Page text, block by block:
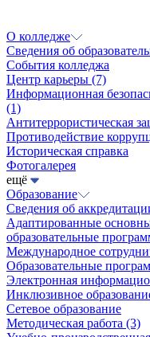
О колледже
Сведения об
События колледжа
Центр карьеры (7)
Информационная
(1)
Антитеррористическая
Противодействие
Историческая справка
Фотогалерея
ещё
Образование
Сведения об
Адаптированные
образовательные
Международное
Образовательные
Электронная
Инклюзивное
Сетевое образование
Методическая работа (3)